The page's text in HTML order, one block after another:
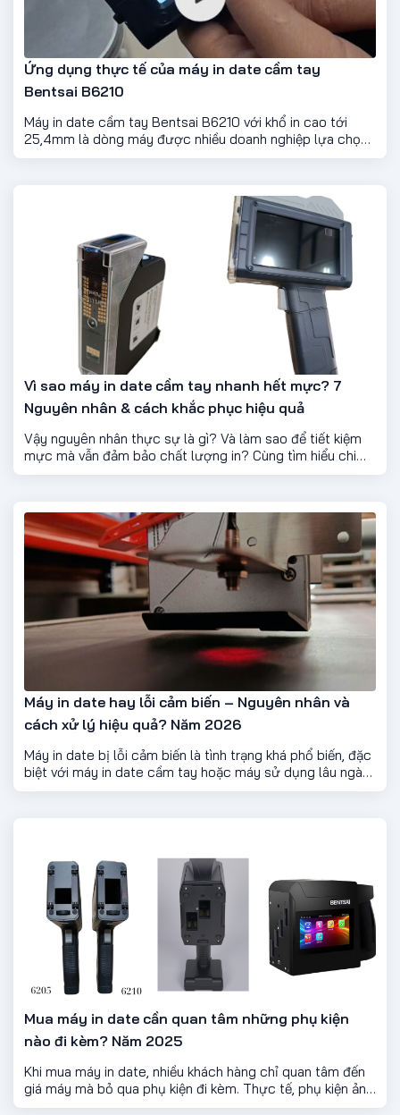
Ứng dụng thực tế của máy in date cầm tay
Bentsai B6210
Máy in date cầm tay Bentsai B6210 với khổ in cao tới
25,4mm là dòng máy được nhiều doanh nghiệp lựa chọn
nhờ sự đa năng, nhỏ gọn và dễ sử dụng. Máy không chỉ in
Vì sao máy in date cầm tay nhanh hết mực? 7
Nguyên nhân & cách khắc phục hiệu quả
Vậy nguyên nhân thực sự là gì? Và làm sao để tiết kiệm
mực mà vẫn đảm bảo chất lượng in? Cùng tìm hiểu chi
tiết dưới đây.
Máy in date hay lỗi cảm biến – Nguyên nhân và
cách xử lý hiệu quả? Năm 2026
Máy in date bị lỗi cảm biến là tình trạng khá phổ biến, đặc
biệt với máy in date cầm tay hoặc máy sử dụng lâu ngày.
Lỗi này khiến máy không in, in sai vị trí, in thiếu ký tự, gây
Mua máy in date cần quan tâm những phụ kiện
nào đi kèm? Năm 2025
Khi mua máy in date, nhiều khách hàng chỉ quan tâm đến
giá máy mà bỏ qua phụ kiện đi kèm. Thực tế, phụ kiện ảnh
hưởng trực tiếp đến chất lượng bản in, độ bền máy và chi